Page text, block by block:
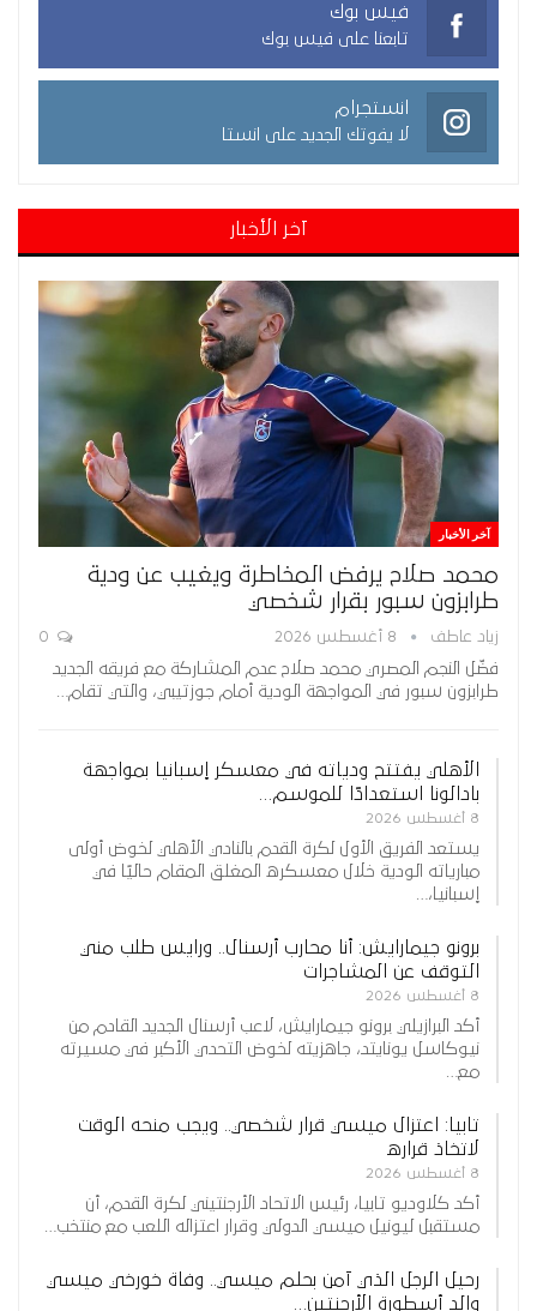
فيس بوك
تابعنا على فيس بوك
انستجرام
لا يفوتك الجديد على انستا
آخر الأخبار
آخر الأخبار
محمد صلاح يرفض المخاطرة ويغيب عن ودية
طرابزون سبور بقرار شخصي
زياد عاطف 8 أغسطس 2026
فضّل النجم المصري محمد صلاح عدم المشاركة مع فريقه الجديد
طرابزون سبور في المواجهة الودية أمام جوزتيبي، والتي تقام…
الأهلي يفتتح ودياته في معسكر إسبانيا بمواجهة
بادالونا استعدادًا للموسم…
8 أغسطس 2026
يستعد الفريق الأول لكرة القدم بالنادي الأهلي لخوض أولى
مبارياته الودية خلال معسكره المغلق المقام حاليًا في
إسبانيا،…
برونو جيمارايش: أنا محارب أرسنال.. ورايس طلب مني
التوقف عن المشاجرات
8 أغسطس 2026
أكد البرازيلي برونو جيمارايش، لاعب أرسنال الجديد القادم من
نيوكاسل يونايتد، جاهزيته لخوض التحدي الأكبر في مسيرته
مع…
تابيا: اعتزال ميسي قرار شخصي.. ويجب منحه الوقت
لاتخاذ قراره
8 أغسطس 2026
أكد كلاوديو تابيا، رئيس الاتحاد الأرجنتيني لكرة القدم، أن
مستقبل ليونيل ميسي الدولي وقرار اعتزاله اللعب مع منتخب…
رحيل الرجل الذي آمن بحلم ميسي.. وفاة خورخي ميسي
والد أسطورة الأرجنتين…